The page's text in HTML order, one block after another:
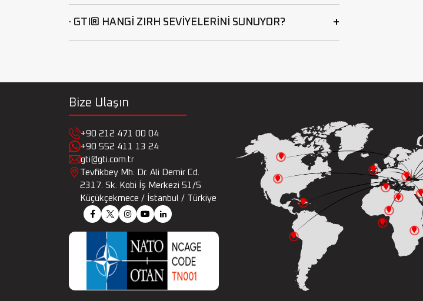
· GTI® HANGİ ZIRH SEVİYELERİNİ SUNUYOR? +
Bize Ulaşın
+90 212 471 00 04
+90 552 411 13 24
gti@gti.com.tr
Tevfikbey Mh. Dr. Ali Demir Cd.
2317. Sk. Kobi İş Merkezi 51/5
Küçükçekmece / İstanbul / Türkiye